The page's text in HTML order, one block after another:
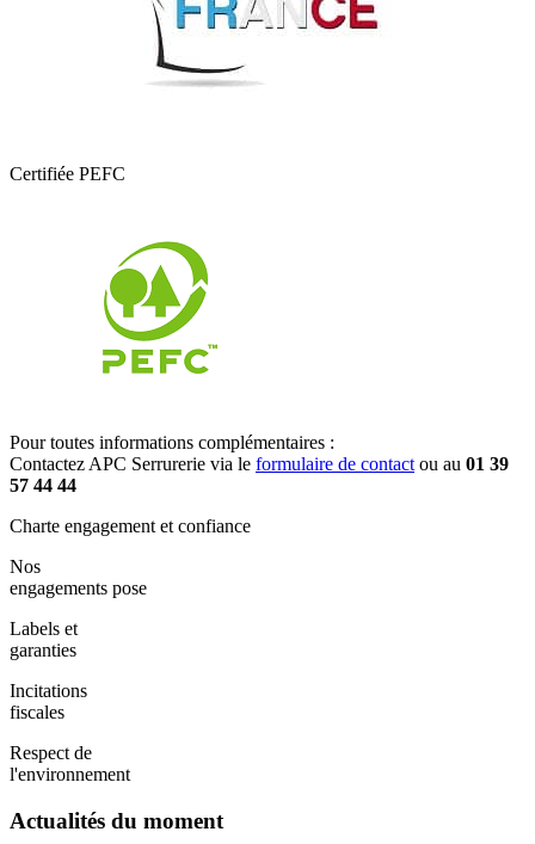
Certifiée PEFC
Pour toutes informations complémentaires :
Contactez APC Serrurerie via le formulaire de contactou au 01 39
57 44 44
Charte engagement et confiance
Nos
engagements pose
Labels et
garanties
Incitations
fiscales
Respect de
l'environnement
Actualités du moment